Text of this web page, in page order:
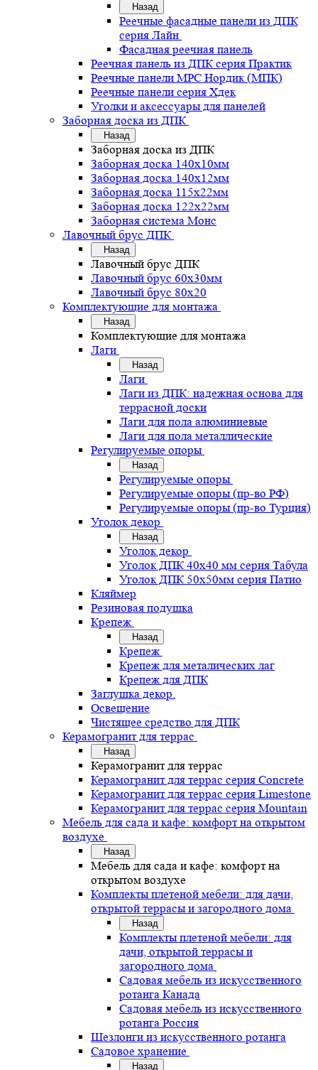
Назад
Реечные фасадные панели из ДПК
серия Лайн
Фасадная реечная панель
Реечная панель из ДПК серия Практик
Реечные панели MPC Нордик (МПК)
Реечные панели серия Хдек
Уголки и аксессуары для панелей
Заборная доска из ДПК
Назад
Заборная доска из ДПК
Заборная доска 140х10мм
Заборная доска 140х12мм
Заборная доска 115х22мм
Заборная доска 122х22мм
Заборная система Монс
Лавочный брус ДПК
Назад
Лавочный брус ДПК
Лавочный брус 60х30мм
Лавочный брус 80х20
Комплектующие для монтажа
Назад
Комплектующие для монтажа
Лаги
Назад
Лаги
Лаги из ДПК: надежная основа для
террасной доски
Лаги для пола алюминиевые
Лаги для пола металлические
Регулируемые опоры
Назад
Регулируемые опоры
Регулируемые опоры (пр-во РФ)
Регулируемые опоры (пр-во Турция)
Уголок декор
Назад
Уголок декор
Уголок ДПК 40х40 мм серия Табула
Уголок ДПК 50х50мм серия Патио
Кляймер
Резиновая подушка
Крепеж
Назад
Крепеж
Крепеж для металических лаг
Крепеж для ДПК
Заглушка декор.
Освещение
Чистящее средство для ДПК
Керамогранит для террас
Назад
Керамогранит для террас
Керамогранит для террас серия Concrete
Керамогранит для террас серия Limestone
Керамогранит для террас серия Mountain
Мебель для сада и кафе: комфорт на открытом
воздухе
Назад
Мебель для сада и кафе: комфорт на
открытом воздухе
Комплекты плетеной мебели: для дачи,
открытой террасы и загородного дома
Назад
Комплекты плетеной мебели: для
дачи, открытой террасы и
загородного дома
Садовая мебель из искусственного
ротанга Канада
Садовая мебель из искусственного
ротанга Россия
Шезлонги из искусственного ротанга
Садовое хранение
Назад